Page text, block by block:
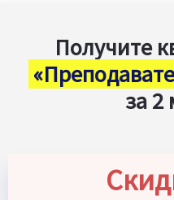
Получите
за 2